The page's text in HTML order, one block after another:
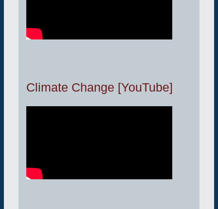
Climate Change [YouTube]